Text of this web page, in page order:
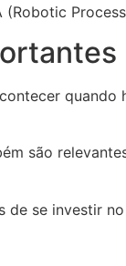
quando
são
se investir